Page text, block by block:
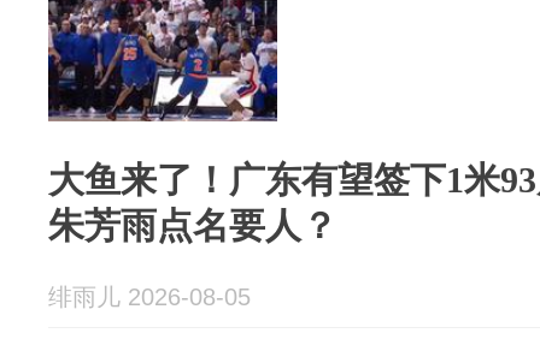
大鱼来了！广东有望签下1米
朱芳雨点名要人？
绯雨儿 2026-08-05